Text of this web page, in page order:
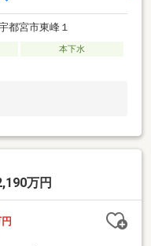
都宮市東峰１
本下水
万円